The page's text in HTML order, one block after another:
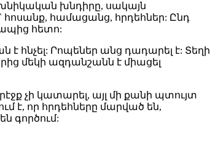
խնդիրը, սակայն
հոսանք, համացանց, հրդեհներ: Ընդ
հետո:
հնչել: Րոպեներ անց դադարել է: Տեղի
մեկի ազդանշանն է միացել
չի կատարել, այլ մի քանի պտույտ
է, որ հրդեհները մարված են,
գործում: